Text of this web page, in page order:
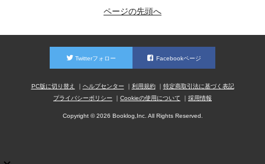
ページの先頭へ
Twitterフォロー Facebookページ
PC版に切り替え ヘルプセンター 利用規約
特定商取引法に基づく表記
プライバシーポリシー
Cookieの使用について 採用情報
Copyright © 2026 Booklog,Inc. All Rights Reserved.